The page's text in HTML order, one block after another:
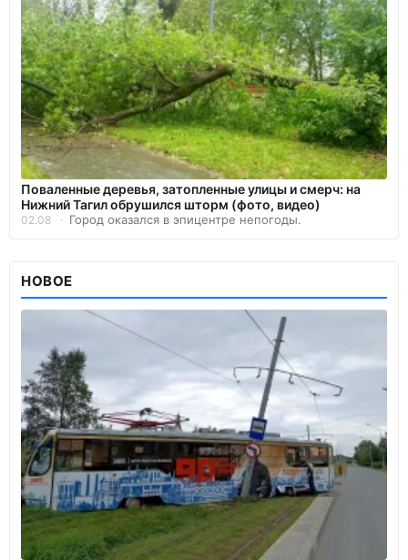
Поваленные деревья, затопленные улицы и смерч: на
Нижний Тагил обрушился шторм (фото, видео)
02.08 Город оказался в эпицентре непогоды.
НОВОЕ